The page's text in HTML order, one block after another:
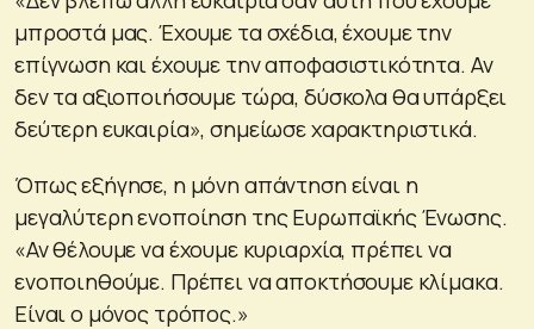
μπροστά μας. Έχουμε τα σχέδια, έχουμε την
επίγνωση και έχουμε την αποφασιστικότητα. Αν
δεν τα αξιοποιήσουμε τώρα, δύσκολα θα υπάρξει
δεύτερη ευκαιρία», σημείωσε χαρακτηριστικά.
Όπως εξήγησε, η μόνη απάντηση είναι η
μεγαλύτερη ενοποίηση της Ευρωπαϊκής Ένωσης.
«Αν θέλουμε να έχουμε κυριαρχία, πρέπει να
ενοποιηθούμε. Πρέπει να αποκτήσουμε κλίμακα.
Είναι ο μόνος τρόπος.»